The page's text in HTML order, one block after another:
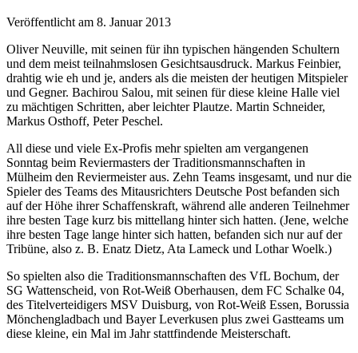
Veröffentlicht am 8. Januar 2013
Oliver Neuville, mit seinen für ihn typischen hängenden Schultern
und dem meist teilnahmslosen Gesichtsausdruck. Markus Feinbier,
drahtig wie eh und je, anders als die meisten der heutigen Mitspieler
und Gegner. Bachirou Salou, mit seinen für diese kleine Halle viel
zu mächtigen Schritten, aber leichter Plautze. Martin Schneider,
Markus Osthoff, Peter Peschel.
All diese und viele Ex-Profis mehr spielten am vergangenen
Sonntag beim Reviermasters der Traditionsmannschaften in
Mülheim den Reviermeister aus. Zehn Teams insgesamt, und nur die
Spieler des Teams des Mitausrichters Deutsche Post befanden sich
auf der Höhe ihrer Schaffenskraft, während alle anderen Teilnehmer
ihre besten Tage kurz bis mittellang hinter sich hatten. (Jene, welche
ihre besten Tage lange hinter sich hatten, befanden sich nur auf der
Tribüne, also z. B. Enatz Dietz, Ata Lameck und Lothar Woelk.)
So spielten also die Traditionsmannschaften des VfL Bochum, der
SG Wattenscheid, von Rot-Weiß Oberhausen, dem FC Schalke 04,
des Titelverteidigers MSV Duisburg, von Rot-Weiß Essen, Borussia
Mönchengladbach und Bayer Leverkusen plus zwei Gastteams um
diese kleine, ein Mal im Jahr stattfindende Meisterschaft.